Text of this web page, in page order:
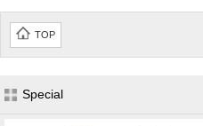
TOP
Special